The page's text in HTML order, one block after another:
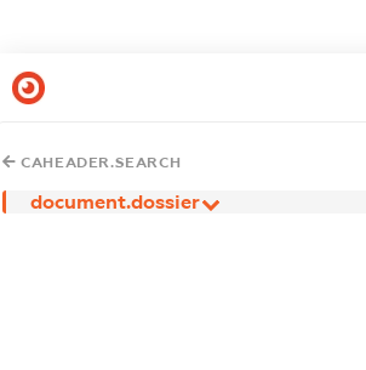
CAHEADER.SEARCH
document.dossier